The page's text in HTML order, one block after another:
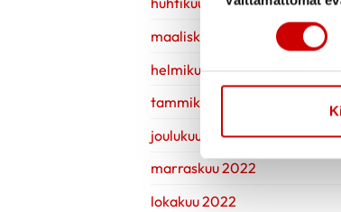
maaliskuu 2023
helmikuu 2023
tammikuu 2023
joulukuu 2022
marraskuu 2022
lokakuu 2022